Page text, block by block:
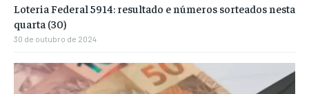
Loteria Federal 5914: resultado e números sorteados nesta
quarta (30)
30 de outubro de 2024